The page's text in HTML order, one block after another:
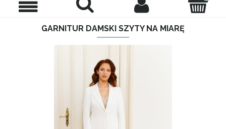
GARNITUR DAMSKI SZYTY NA MIARĘ